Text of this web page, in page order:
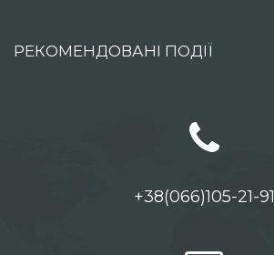
РЕКОМЕНДОВАНІ ПОДІЇ
+38(066)105-21-91